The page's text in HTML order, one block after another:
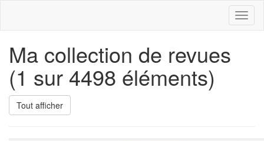
Ma collection de revues
(1 sur 4498 éléments)
Tout afficher